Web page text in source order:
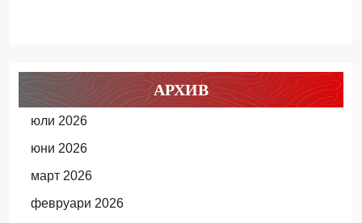
АРХИВ
юли 2026
юни 2026
март 2026
февруари 2026